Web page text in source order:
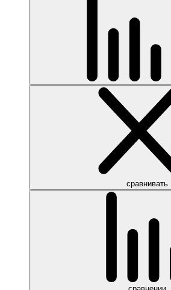
сравнивать